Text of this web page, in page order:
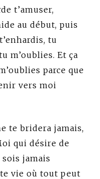
t’amuser,
au début, puis
tu
m’oublies. Et ça
parce que
vers moi
te bridera jamais,
qui désire de
jamais
vie où tout peut